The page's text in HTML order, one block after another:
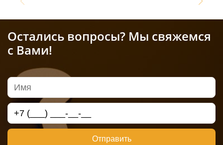
Остались вопросы? Мы свяжемся
с Вами!
Отправить